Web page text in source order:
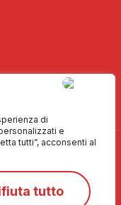
di
e
tutti”, acconsenti al
tutto
riservati